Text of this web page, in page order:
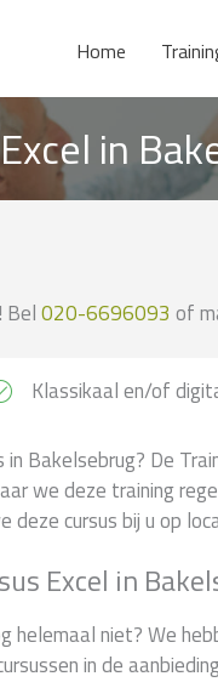
Home
in
Bel020-6696093 of
Klassikaal en/of
Bakelsebrug? De
we deze training
deze cursus bij u op
Excel in
helemaal niet? We
in de